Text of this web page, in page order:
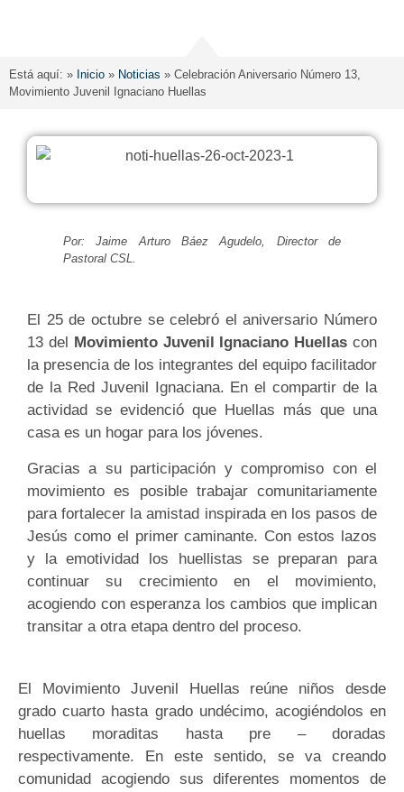
Está aquí: » Inicio » Noticias » Celebración Aniversario Número 13,
Movimiento Juvenil Ignaciano Huellas
Por: Jaime Arturo Báez Agudelo, Director de
Pastoral CSL.
El 25 de octubre se celebró el aniversario Número
13 del
Movimiento Juvenil Ignaciano Huellas con
la presencia de los integrantes del equipo facilitador
de la Red Juvenil Ignaciana. En el compartir de la
actividad se evidenció que Huellas más que una
casa es un hogar para los jóvenes.
Gracias a su participación y compromiso con el
movimiento es posible trabajar comunitariamente
para fortalecer la amistad inspirada en los pasos de
Jesús como el primer caminante. Con estos lazos
y la emotividad los huellistas se preparan para
continuar su crecimiento en el movimiento,
acogiendo con esperanza los cambios que implican
transitar a otra etapa dentro del proceso.
El Movimiento Juvenil Huellas reúne niños desde
grado cuarto hasta grado undécimo, acogiéndolos en
huellas moraditas hasta pre – doradas
respectivamente. En este sentido, se va creando
comunidad acogiendo sus diferentes momentos de